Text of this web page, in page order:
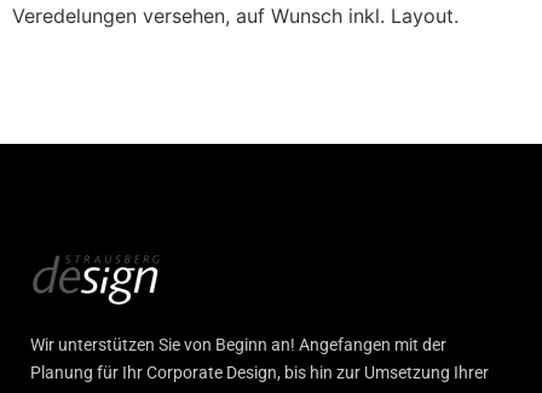
Veredelungen versehen, auf Wunsch inkl. Layout.
Wir unterstützen Sie von Beginn an! Angefangen mit der
Planung für Ihr Corporate Design, bis hin zur Umsetzung Ihrer